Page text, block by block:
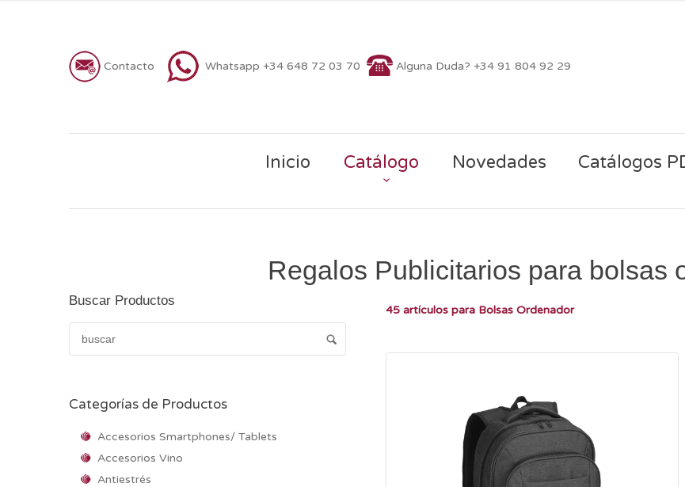
Contacto Whatsapp +34 648 72 03 70 Alguna Duda? +34 91 804 92 29
Inicio Catálogo Novedades Catálogos
Regalos Publicitarios para bolsas
45 artículos para Bolsas Ordenador
Buscar Productos
Categorías de Productos
Accesorios Smartphones/ Tablets
Accesorios Vino
Antiestrés